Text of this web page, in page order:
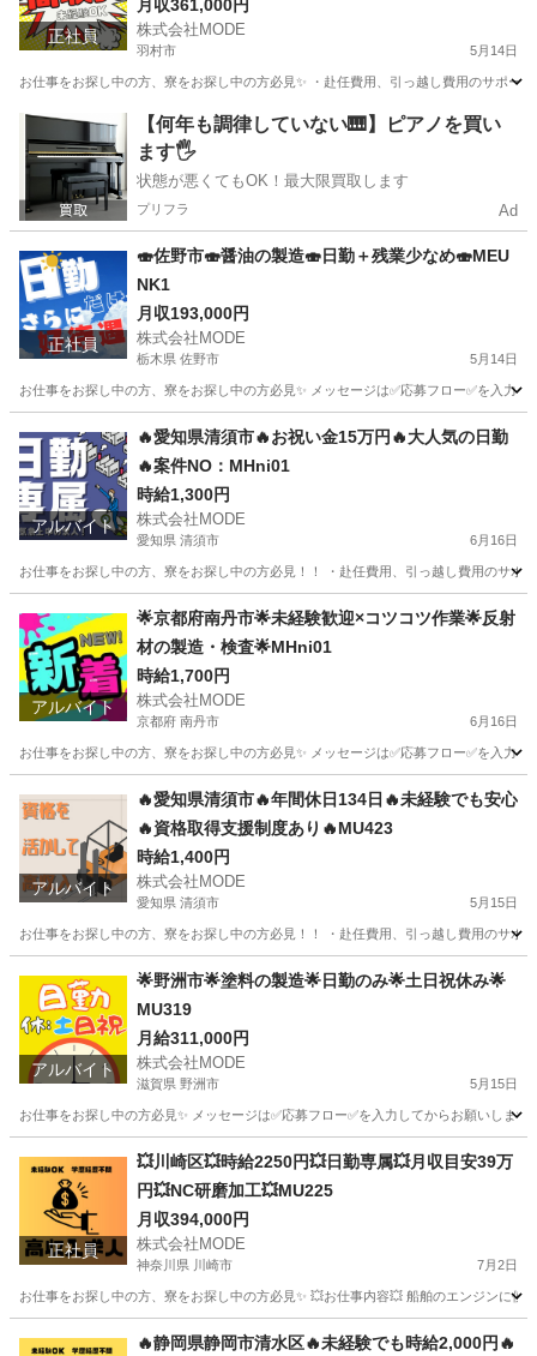
正社員
月収361,000円
株式会社MODE
羽村市 5月14日
お仕事をお探し中の方、寮をお探し中の方必見✨ ・赴任費用、引っ越し費用のサポ
東京 羽村市 その他 未経験
【何年も調律していない🎹】ピアノを買い
ます🖐️
状態が悪くてもOK！最大限買取します
プリフラ Ad
正社員
🍣佐野市🍣醤油の製造🍣日勤＋残業少なめ🍣MEU
NK1
月収193,000円
株式会社MODE
栃木県 佐野市 5月14日
お仕事をお探し中の方、寮をお探し中の方必見✨ メッセージは✅応募フロー✅を入力
その他 未経験
アルバイト
🔥愛知県清須市🔥お祝い金15万円🔥大人気の日勤
🔥案件NO：MHni01
時給1,300円
株式会社MODE
愛知県 清須市 6月16日
お仕事をお探し中の方、寮をお探し中の方必見！！ ・赴任費用、引っ越し費用のサ
工場 時給
アルバイト
🌟京都府南丹市🌟未経験歓迎×コツコツ作業🌟反射
材の製造・検査🌟MHni01
時給1,700円
株式会社MODE
京都府 南丹市 6月16日
お仕事をお探し中の方、寮をお探し中の方必見✨ メッセージは✅応募フロー✅を入力
軽作業 時給
アルバイト
🔥愛知県清須市🔥年間休日134日🔥未経験でも安心
🔥資格取得支援制度あり🔥MU423
時給1,400円
株式会社MODE
愛知県 清須市 5月15日
お仕事をお探し中の方、寮をお探し中の方必見！！ ・赴任費用、引っ越し費用のサ
軽作業 時給
アルバイト
🌟野洲市🌟塗料の製造🌟日勤のみ🌟土日祝休み🌟
MU319
月給311,000円
株式会社MODE
滋賀県 野洲市 5月15日
お仕事をお探し中の方必見✨ メッセージは✅応募フロー✅を入力してからお願いしま
その他 時給
正社員
💥川崎区💥時給2250円💥日勤専属💥月収目安39万
円💥NC研磨加工💥MU225
月収394,000円
株式会社MODE
神奈川県 川崎市 7月2日
お仕事をお探し中の方、寮をお探し中の方必見✨ 💥お仕事内容💥 船舶のエンジンに
その他 未経験
🔥静岡県静岡市清水区🔥未経験でも時給2,000円🔥